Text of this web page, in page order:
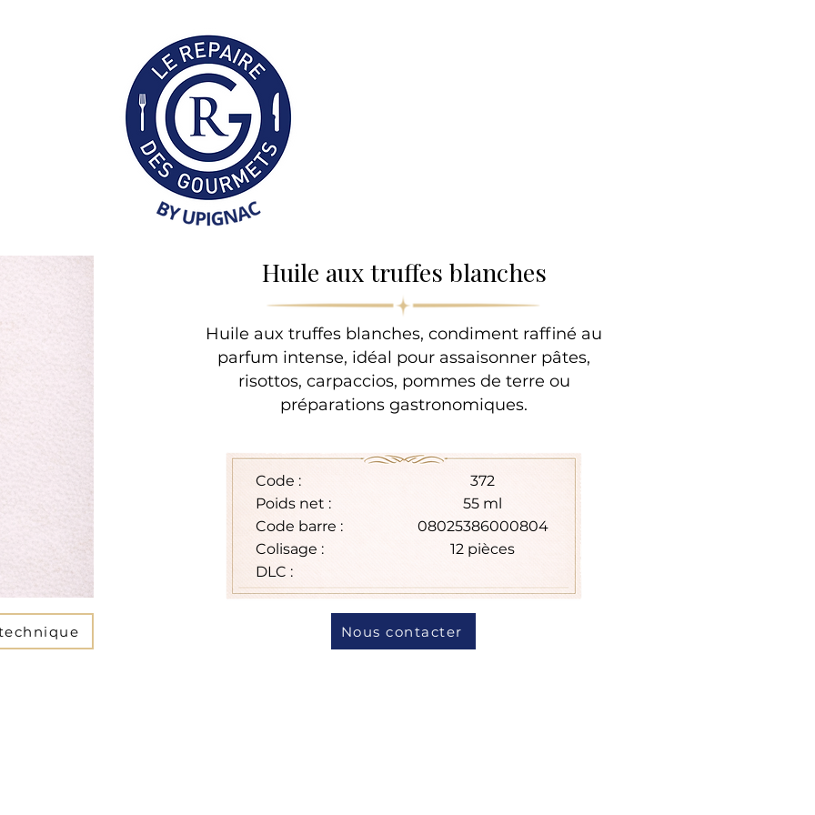
Collection Professionnelle
Huile aux truffes blanches
Huile aux truffes blanches, condiment raffiné au
parfum intense, idéal pour assaisonner pâtes,
risottos, carpaccios, pommes de terre ou
préparations gastronomiques.
Code :
Poids net :
Code barre :
Colisage :
DLC :
372
55 ml
08025386000804
12 pièces
Nous contacter